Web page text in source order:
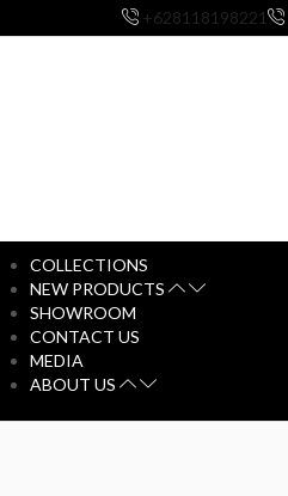
+628118198221
COLLECTIONS
NEW PRODUCTS
SHOWROOM
CONTACT US
MEDIA
ABOUT US